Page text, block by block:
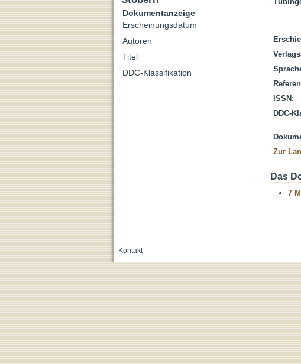
ISSN:
DDC-
Zur
Das
7
Dokumentanzeige
Erscheinungsdatum
Autoren
Titel
DDC-Klassifikation
Kontakt